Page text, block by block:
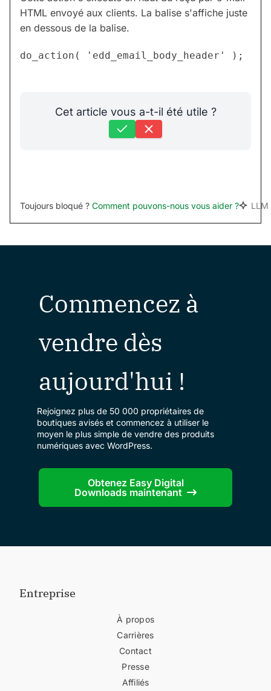
HTML envoyé aux clients. La balise s'affiche juste
en dessous de la balise.
Cet article vous a-t-il été utile ?
Toujours bloqué ? Comment pouvons-nous vous aider ? LLM
Commencez à
vendre dès
aujourd'hui !
Rejoignez plus de 50 000 propriétaires de
boutiques avisés et commencez à utiliser le
moyen le plus simple de vendre des produits
numériques avec WordPress.
Obtenez Easy Digital
Downloads maintenant
Entreprise
À propos
Carrières
Contact
Presse
Affiliés